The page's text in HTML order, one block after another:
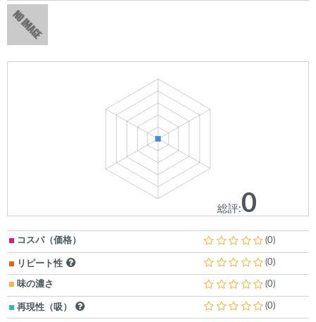
総評:0
コスパ（価格） (0)
リピート性 (0)
味の濃さ (0)
再現性（吸） (0)